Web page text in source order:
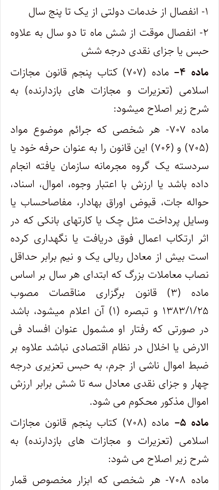
۱- انفصال از خدمات دولتی از یک تا پنج سال
۲- انفصال موقت از شش ماه تا دو سال به علاوه
حبس یا جزای نقدی درجه شش
ماده ۴–
ماده (۷۰۷) کتاب پنجم قانون مجازات
اسلامی (تعزیرات و مجازات های بازدارنده) به
شرح زیر اصلاح میشود:
ماده ۷۰۷- هر شخصی که جرائم موضوع مواد
(۷۰۵) و (۷۰۶) این قانون را به عنوان حرفه خود یا
سردسته یک گروه مجرمانه سازمان یافته انجام
داده باشد یا ارزش با اعتبار وجوه، اموال، اسناد،
حواله جات، قبوض اوراق بهادار، مفاصاحساب یا
وسایل پرداخت مثل چک یا کارتهای بانکی که در
اثر ارتکاب اعمال فوق دریافت یا نگهداری کرده
است بیش از معادل ریالی یک و نیم برابر حداقل
نصاب معاملات بزرگ که ابتدای هر سال بر اساس
ماده (۳) قانون برگزاری مناقصات مصوب
۱۳۸۳/۱/۲۵ و تبصره (۱) آن اعلام میشود، باشد
در صورتی که رفتار او مشمول عنوان افساد فی
الارض یا اخلال در نظام اقتصادی نباشد علاوه بر
ضبط اموال ناشی از جرم، به حبس تعزیری درجه
چهار و جزای نقدی معادل سه تا شش برابر ارزش
اموال مذکور محکوم می شود.
ماده ۵–
ماده (۷۰۸) کتاب پنجم قانون مجازات
اسلامی (تعزیرات و مجازات های بازدارنده) به
شرح زیر اصلاح می شود:
ماده ۷۰۸- هر شخصی که ابزار مخصوص قمار